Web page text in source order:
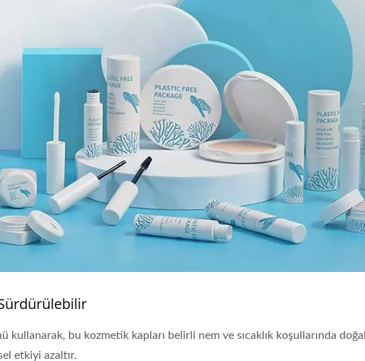
kullanarak, bu kozmetik kapları belirli nem ve sıcaklık koşullarında
etkiyi azaltır.